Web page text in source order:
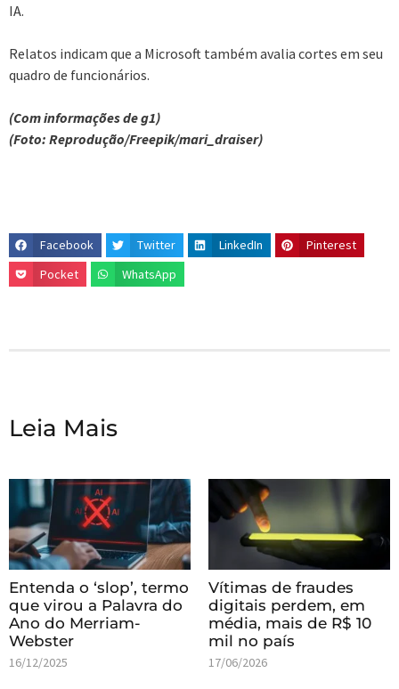
IA.
Relatos indicam que a Microsoft também avalia cortes em seu
quadro de funcionários.
(Com informações de g1)
(Foto: Reprodução/Freepik/mari_draiser)
Facebook Twitter LinkedIn
Pinterest
Pocket
WhatsApp
Leia Mais
Entenda o ‘slop’, termo
que virou a Palavra do
Ano do Merriam-
Webster
16/12/2025
Vítimas de fraudes
digitais perdem, em
média, mais de R$ 10
mil no país
17/06/2026